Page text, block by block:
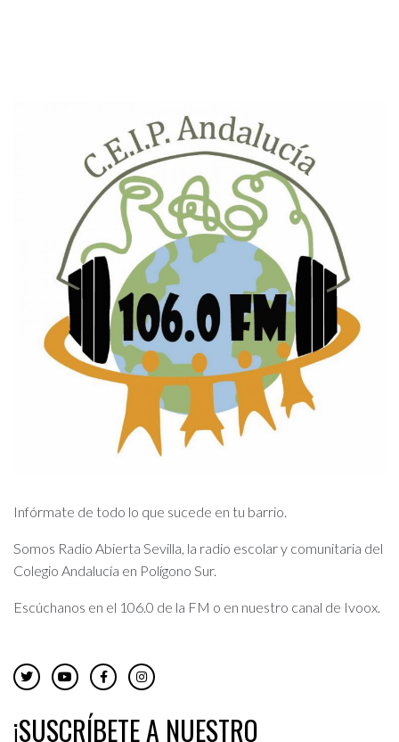
Infórmate de todo lo que sucede en tu barrio.
Somos Radio Abierta Sevilla, la radio escolar y comunitaria del
Colegio Andalucía en Polígono Sur.
Escúchanos en el 106.0 de la FM o en nuestro canal de Ivoox.
¡SUSCRÍBETE A NUESTRO